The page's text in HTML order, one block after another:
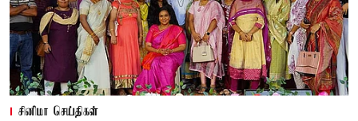
சினிமா செய்திகள்